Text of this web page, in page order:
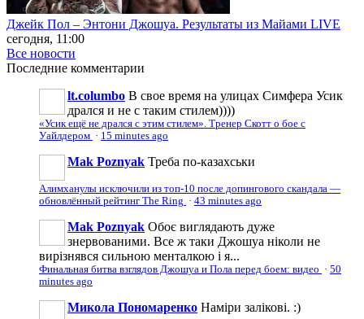
Джейк Пол – Энтони Джошуа. Результаты из Майами LIVE
сегодня, 11:00
Все новости
Последние комментарии
lt.columbo В свое время на улицах Симфера Усик
дрался и не с таким стилем))))
«Усик ещё не дрался с этим стилем». Тренер Скотт о бое с
Уайлдером · 15 minutes ago
Mak Poznyak Треба по-казахськи
Алимханулы исключили из топ-10 после допингового скандала —
обновлённый рейтинг The Ring · 43 minutes ago
Mak Poznyak Обоє виглядають дуже
знервованими. Все ж таки Джошуа ніколи не
вирізнявся сильною менталкою і я...
Финальная битва взглядов Джошуа и Пола перед боем: видео · 50
minutes ago
Микола Пономаренко Наміри залікові. :)